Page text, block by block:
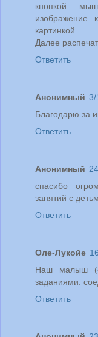
кнопкой
изображение
картинкой.
Далее
Ответить
Анонимный 3/
Благодарю за
Ответить
Анонимный
спасибо
занятий с
Ответить
Оле-Лукойе
Наш малыш (4
заданиями:
Ответить